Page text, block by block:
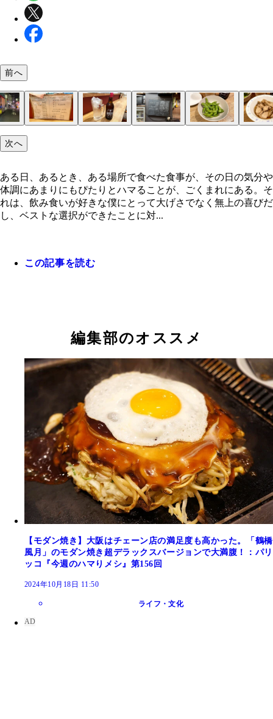
前へ
次へ
ある日、あるとき、ある場所で食べた食事が、その日の気分や
体調にあまりにもぴたりとハマることが、ごくまれにある。そ
れは、飲み食いが好きな僕にとって大げさでなく無上の喜びだ
し、ベストな選択ができたことに対...
この記事を読む
編集部のオススメ
【モダン焼き】大阪はチェーン店の満足度も高かった。「鶴橋
風月」のモダン焼き超デラックスバージョンで大満腹！：パリ
ッコ『今週のハマりメシ』第156回
2024年10月18日 11:50
ライフ・文化